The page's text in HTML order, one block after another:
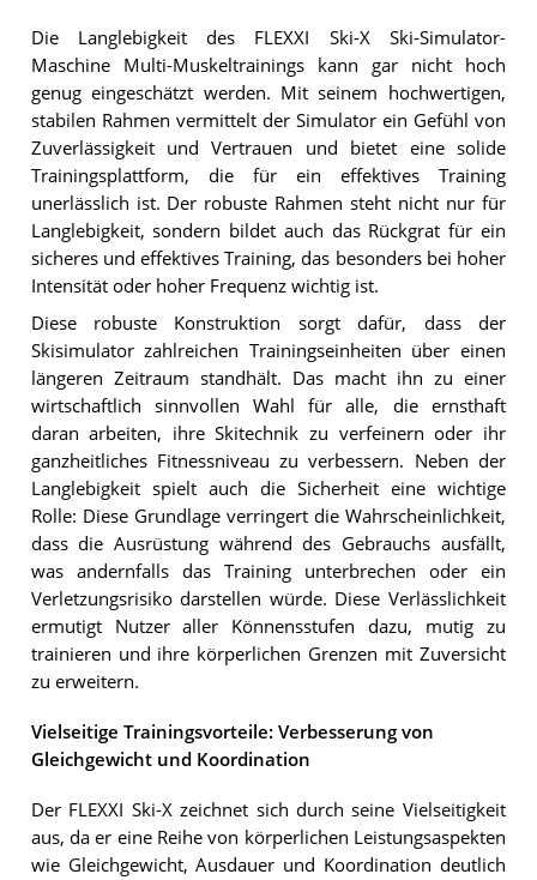
Die Langlebigkeit des FLEXXI Ski-X Ski-Simulator-
Maschine Multi-Muskeltrainings kann gar nicht hoch
genug eingeschätzt werden. Mit seinem hochwertigen,
stabilen Rahmen vermittelt der Simulator ein Gefühl von
Zuverlässigkeit und Vertrauen und bietet eine solide
Trainingsplattform, die für ein effektives Training
unerlässlich ist. Der robuste Rahmen steht nicht nur für
Langlebigkeit, sondern bildet auch das Rückgrat für ein
sicheres und effektives Training, das besonders bei hoher
Intensität oder hoher Frequenz wichtig ist.
Diese robuste Konstruktion sorgt dafür, dass der
Skisimulator zahlreichen Trainingseinheiten über einen
längeren Zeitraum standhält. Das macht ihn zu einer
wirtschaftlich sinnvollen Wahl für alle, die ernsthaft
daran arbeiten, ihre Skitechnik zu verfeinern oder ihr
ganzheitliches Fitnessniveau zu verbessern. Neben der
Langlebigkeit spielt auch die Sicherheit eine wichtige
Rolle: Diese Grundlage verringert die Wahrscheinlichkeit,
dass die Ausrüstung während des Gebrauchs ausfällt,
was andernfalls das Training unterbrechen oder ein
Verletzungsrisiko darstellen würde. Diese Verlässlichkeit
ermutigt Nutzer aller Könnensstufen dazu, mutig zu
trainieren und ihre körperlichen Grenzen mit Zuversicht
zu erweitern.
Vielseitige Trainingsvorteile: Verbesserung von
Gleichgewicht und Koordination
Der FLEXXI Ski-X zeichnet sich durch seine Vielseitigkeit
aus, da er eine Reihe von körperlichen Leistungsaspekten
wie Gleichgewicht, Ausdauer und Koordination deutlich